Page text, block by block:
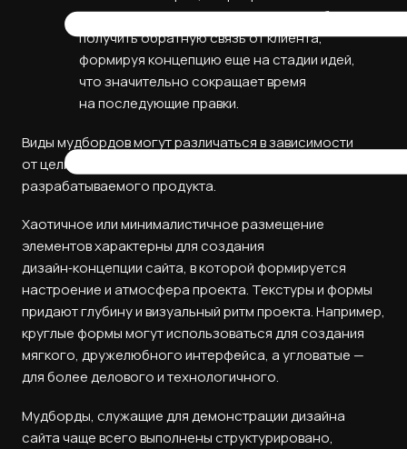
сайта. Его использование позволяет быстро
получить обратную связь от клиента,
формируя концепцию еще на стадии идей,
что значительно сокращает время
на последующие правки.
Виды мудбордов могут различаться в зависимости
от цели разработки или настроения
разрабатываемого продукта.
Хаотичное или минималистичное размещение
элементов характерны для создания
дизайн‑концепции сайта, в которой формируется
настроение и атмосфера проекта. Текстуры и формы
придают глубину и визуальный ритм проекта. Например,
круглые формы могут использоваться для создания
мягкого, дружелюбного интерфейса, а угловатые —
для более делового и технологичного.
Мудборды, служащие для демонстрации дизайна
сайта чаще всего выполнены структурировано,